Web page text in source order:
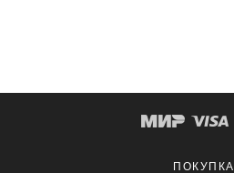
ПОКУПКА